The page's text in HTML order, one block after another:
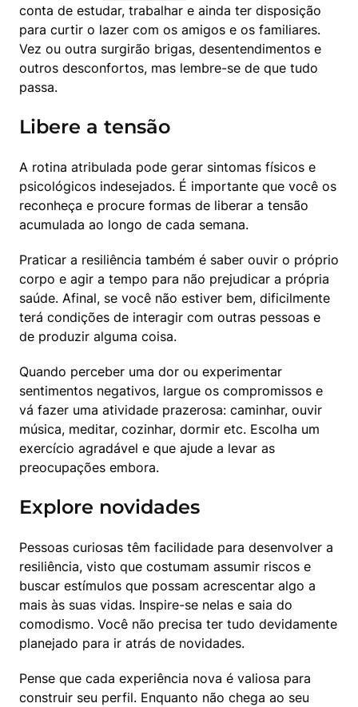
conta de estudar, trabalhar e ainda ter disposição
para curtir o lazer com os amigos e os familiares.
Vez ou outra surgirão brigas, desentendimentos e
outros desconfortos, mas lembre-se de que tudo
passa.
Libere a tensão
A rotina atribulada pode gerar sintomas físicos e
psicológicos indesejados. É importante que você os
reconheça e procure formas de liberar a tensão
acumulada ao longo de cada semana.
Praticar a resiliência também é saber ouvir o próprio
corpo e agir a tempo para não prejudicar a própria
saúde. Afinal, se você não estiver bem, dificilmente
terá condições de interagir com outras pessoas e
de produzir alguma coisa.
Quando perceber uma dor ou experimentar
sentimentos negativos, largue os compromissos e
vá fazer uma atividade prazerosa: caminhar, ouvir
música, meditar, cozinhar, dormir etc. Escolha um
exercício agradável e que ajude a levar as
preocupações embora.
Explore novidades
Pessoas curiosas têm facilidade para desenvolver a
resiliência, visto que costumam assumir riscos e
buscar estímulos que possam acrescentar algo a
mais às suas vidas. Inspire-se nelas e saia do
comodismo. Você não precisa ter tudo devidamente
planejado para ir atrás de novidades.
Pense que cada experiência nova é valiosa para
construir seu perfil. Enquanto não chega ao seu